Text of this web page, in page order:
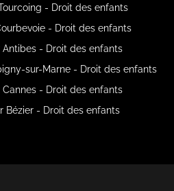
- Droit des enfants
- Droit des enfants
Antibes - Droit des enfants
sur-Marne - Droit des enfants
Cannes - Droit des enfants
Bézier - Droit des enfants